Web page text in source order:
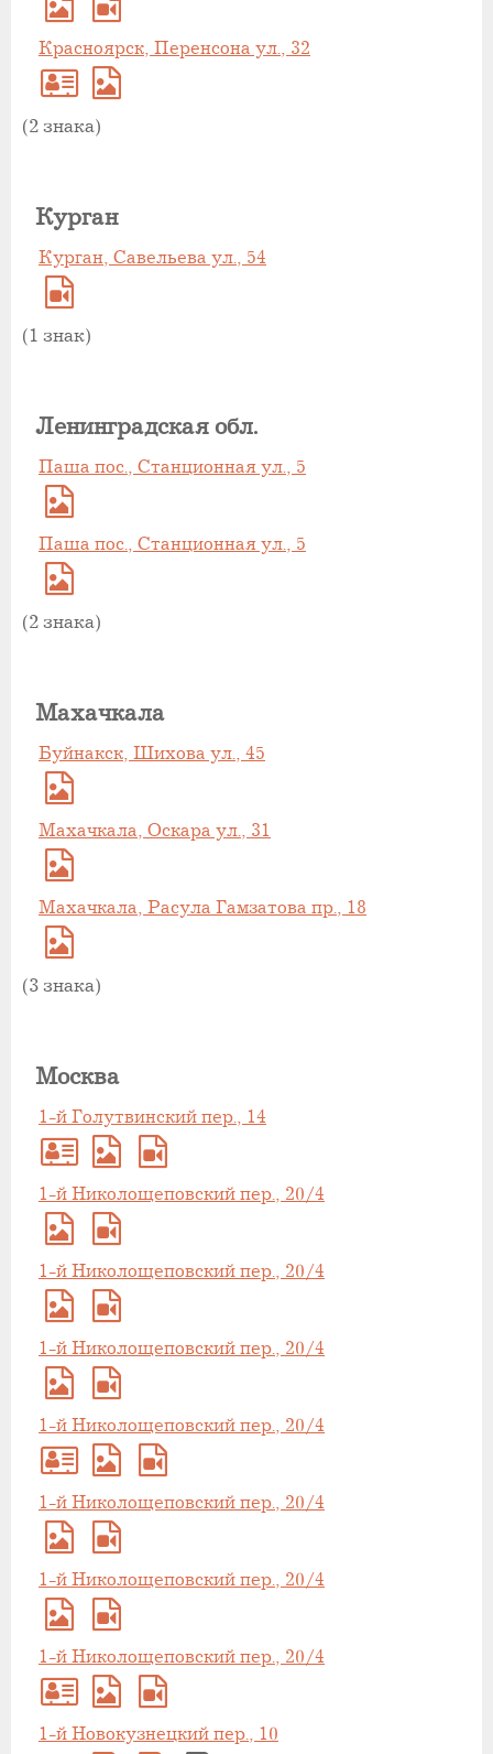
Красноярск, Перенсона ул., 32
(2 знака)
Курган
Курган, Савельева ул., 54
(1 знак)
Ленинградская обл.
Паша пос., Станционная ул., 5
Паша пос., Станционная ул., 5
(2 знака)
Махачкала
Буйнакск, Шихова ул., 45
Махачкала, Оскара ул., 31
Махачкала, Расула Гамзатова пр., 18
(3 знака)
Москва
1-й Голутвинский пер., 14
1-й Николощеповский пер., 20/4
1-й Николощеповский пер., 20/4
1-й Николощеповский пер., 20/4
1-й Николощеповский пер., 20/4
1-й Николощеповский пер., 20/4
1-й Николощеповский пер., 20/4
1-й Николощеповский пер., 20/4
1-й Новокузнецкий пер., 10